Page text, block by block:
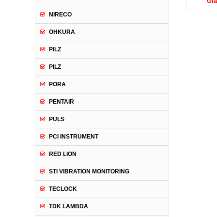
NIRECO
OHKURA
PILZ
PILZ
PORA
PENTAIR
PULS
PCI INSTRUMENT
RED LION
STI VIBRATION MONITORING
TECLOCK
TDK LAMBDA